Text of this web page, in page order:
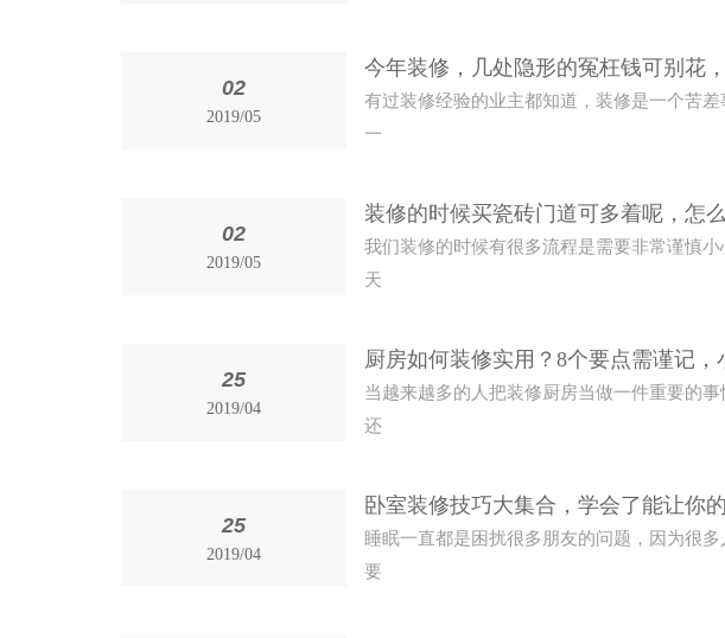
02
2019/05
今年装修，几处隐形的冤枉钱可别花
有过装修经验的业主都知道，装修是一个苦
一
02
2019/05
装修的时候买瓷砖门道可多着呢，怎
我们装修的时候有很多流程是需要非常谨慎
天
25
2019/04
厨房如何装修实用？8个要点需谨记
当越来越多的人把装修厨房当做一件重要的
还
25
2019/04
卧室装修技巧大集合，学会了能让你
睡眠一直都是困扰很多朋友的问题，因为很
要